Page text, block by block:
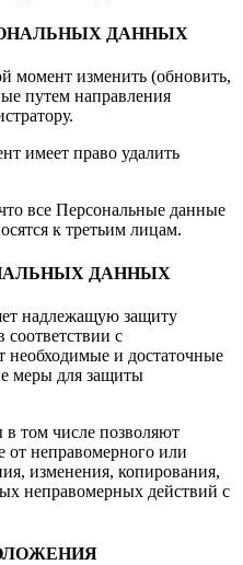
ДАННЫХ
момент изменить (обновить,
путем направления
имеет право удалить
все Персональные данные
к третьим лицам.
ДАННЫХ
надлежащую защиту
с
необходимые и достаточные
меры для защиты
том числе позволяют
от неправомерного или
изменения, копирования,
неправомерных действий с